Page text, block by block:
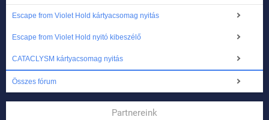
Escape from Violet Hold kártyacsomag nyitás
Escape from Violet Hold nyitó kibeszélő
CATACLYSM kártyacsomag nyitás
Összes fórum
Partnereink